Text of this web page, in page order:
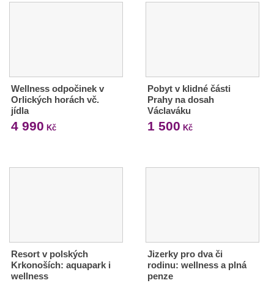
Wellness odpočinek v
Orlických horách vč.
jídla
4 990 Kč
Pobyt v klidné části
Prahy na dosah
Václaváku
1 500 Kč
Resort v polských
Krkonoších: aquapark i
wellness
Jizerky pro dva či
rodinu: wellness a plná
penze